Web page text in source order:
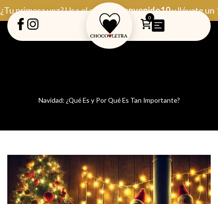
al
contenido
¿Tu primera vez? Usa el código Bienvenido10y llévate un
0
Navidad: ¿Qué Es y Por Qué Es Tan Importante?